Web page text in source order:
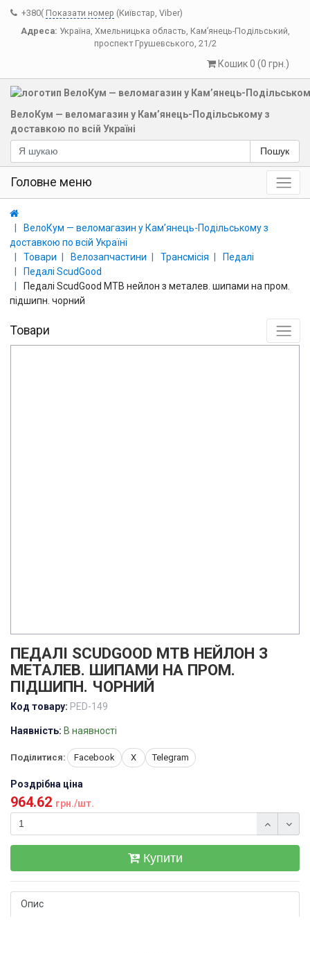
+380( Показати номер (Київстар, Viber)
Адреса: Україна, Хмельницька область, Кам’янець-Подільський,
проспект Грушевського, 21/2
Кошик 0 (0 грн.)
ВелоКум — веломагазин у Кам’янець-Подільському з
доставкою по всій Україні
Пошук
Головне меню
ВелоКум — веломагазин у Кам’янець-Подільському з
доставкою по всій Україні
Товари
Велозапчастини Трансмісія
Педалі
Педалі ScudGood
Педалі ScudGood MTB нейлон з металев. шипами на пром.
підшипн. чорний
Товари
ПЕДАЛІ SCUDGOOD MTB НЕЙЛОН З
МЕТАЛЕВ. ШИПАМИ НА ПРОМ.
ПІДШИПН. ЧОРНИЙ
Код товару: PED-149
Наявність: В наявності
Поділитися: Facebook X Telegram
Роздрібна ціна
964.62 грн./шт.
Купити
Опис